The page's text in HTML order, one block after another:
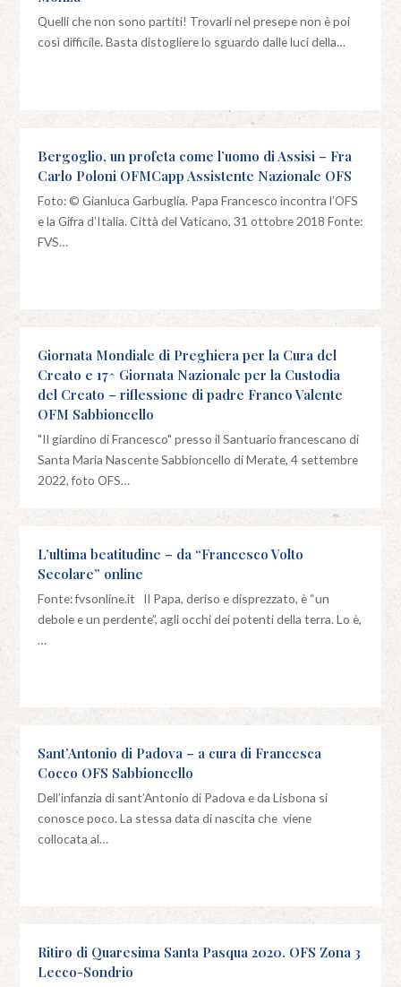
Quelli che non sono partiti! Trovarli nel presepe non è poi
così difficile. Basta distogliere lo sguardo dalle luci della…
Bergoglio, un profeta come l’uomo di Assisi – Fra
Carlo Poloni OFMCapp Assistente Nazionale OFS
Foto: © Gianluca Garbuglia. Papa Francesco incontra l’OFS
e la Gifra d’Italia. Città del Vaticano, 31 ottobre 2018 Fonte:
FVS…
Giornata Mondiale di Preghiera per la Cura del
Creato e 17^ Giornata Nazionale per la Custodia
del Creato – riflessione di padre Franco Valente
OFM Sabbioncello
"Il giardino di Francesco" presso il Santuario francescano di
Santa Maria Nascente Sabbioncello di Merate, 4 settembre
2022, foto OFS…
L’ultima beatitudine – da “Francesco Volto
Secolare” online
Fonte: fvsonline.it Il Papa, deriso e disprezzato, è “un
debole e un perdente”, agli occhi dei potenti della terra. Lo è,
…
Sant’Antonio di Padova – a cura di Francesca
Cocco OFS Sabbioncello
Dell’infanzia di sant’Antonio di Padova e da Lisbona si
conosce poco. La stessa data di nascita che viene
collocata al…
Ritiro di Quaresima Santa Pasqua 2020. OFS Zona 3
Lecco-Sondrio